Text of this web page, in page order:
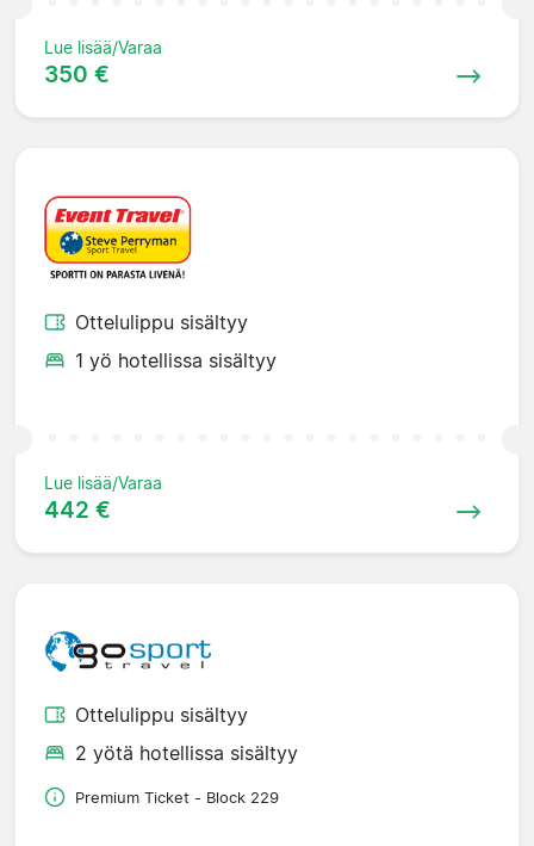
Lue lisää/Varaa
350 €
Ottelulippu sisältyy
1 yö hotellissa sisältyy
Lue lisää/Varaa
442 €
Ottelulippu sisältyy
2 yötä hotellissa sisältyy
Premium Ticket - Block 229